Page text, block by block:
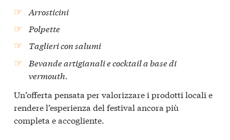
Arrosticini
Polpette
Taglieri con salumi
Bevande artigianali e cocktail a base di
vermouth.
Un’offerta pensata per valorizzare i prodotti locali e
rendere l’esperienza del festival ancora più
completa e accogliente.